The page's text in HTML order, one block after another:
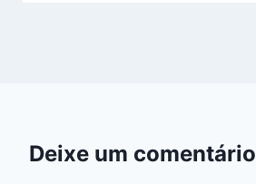
Deixe um comentário